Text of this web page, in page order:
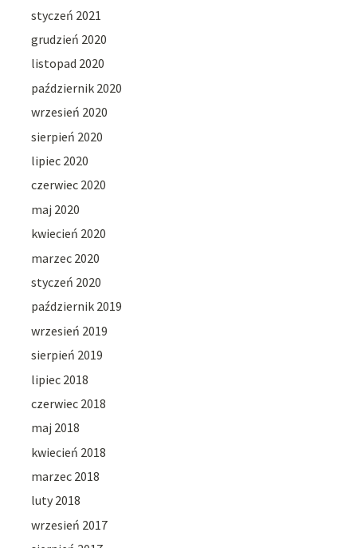
styczeń 2021
grudzień 2020
listopad 2020
październik 2020
wrzesień 2020
sierpień 2020
lipiec 2020
czerwiec 2020
maj 2020
kwiecień 2020
marzec 2020
styczeń 2020
październik 2019
wrzesień 2019
sierpień 2019
lipiec 2018
czerwiec 2018
maj 2018
kwiecień 2018
marzec 2018
luty 2018
wrzesień 2017